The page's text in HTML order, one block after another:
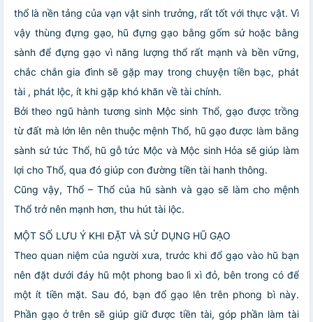
thổ là nền tảng của vạn vật sinh trưởng, rất tốt với thực vật. Vì
vậy thùng đựng gạo, hũ đựng gạo bằng gốm sứ hoặc bằng
sành để đựng gạo vì năng lượng thổ rất mạnh và bền vững,
chắc chắn gia đình sẽ gặp may trong chuyện tiền bạc, phát
tài , phát lộc, ít khi gặp khó khăn về tài chính.
Bởi theo ngũ hành tương sinh Mộc sinh Thổ, gạo được trồng
từ đất mà lớn lên nên thuộc mệnh Thổ, hũ gạo được làm bằng
sành sứ tức Thổ, hũ gỗ tức Mộc và Mộc sinh Hỏa sẽ giúp làm
lợi cho Thổ, qua đó giúp con đường tiền tài hanh thông.
Cũng vậy, Thổ – Thổ của hũ sành và gạo sẽ làm cho mệnh
Thổ trở nên mạnh hơn, thu hút tài lộc.
MỘT SỐ LƯU Ý KHI ĐẶT VÀ SỬ DỤNG HŨ GẠO
Theo quan niệm của người xưa, trước khi đổ gạo vào hũ bạn
nên đặt dưới đáy hũ một phong bao lì xì đỏ, bên trong có để
một ít tiền mặt. Sau đó, bạn đổ gạo lên trên phong bì này.
Phần gạo ở trên sẽ giúp giữ được tiền tài, góp phần làm tài